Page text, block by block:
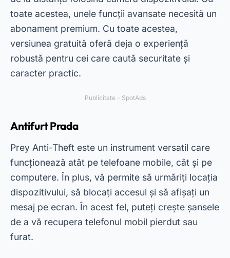
Antifurt Prada
include, de asemenea, funcții
precum captura de fotografii și rapoarte
detaliate despre mișcarea dispozitivului. Pe de
altă parte, interfața sa este simplă și ușor de
utilizat, ideală pentru cei care caută o soluție
practică. Prin urmare, devine o opțiune excelentă
pentru cei care doresc să-și protejeze
Viața360
Life360 este o aplicație care combină urmărirea
telefonului mobil cu monitorizarea locației
familiei. În plus, vă permite să vedeți locația
tuturor membrilor familiei în timp real, asigurând
siguranța tuturor. În acest fel, puteți urmări nu
numai telefonul mobil, ci și locul în care se află